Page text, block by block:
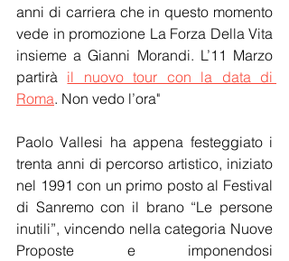
anni di carriera che in questo momento
vede in promozione La Forza Della Vita
insieme a Gianni Morandi. L’11 Marzo
partirà il nuovo tour con la data di
Roma. Non vedo l’ora"
Paolo Vallesi ha appena festeggiato i
trenta anni di percorso artistico, iniziato
nel 1991 con un primo posto al Festival
di Sanremo con il brano “Le persone
inutili”, vincendo nella categoria Nuove
Proposte e imponendosi